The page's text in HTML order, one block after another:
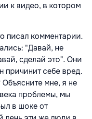
к видео, в котором
писал комментарии.
"Давай, не
сделай это". Они
причинит себе вред.
мне, я не
проблемы, мы
в шоке от